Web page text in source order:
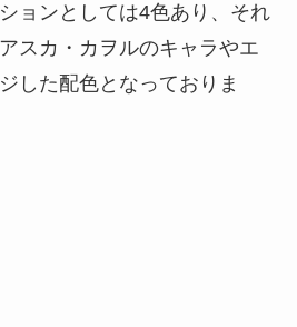
ョンとしては4色あり、それ
スカ・カヲルのキャラやエ
した配色となっておりま